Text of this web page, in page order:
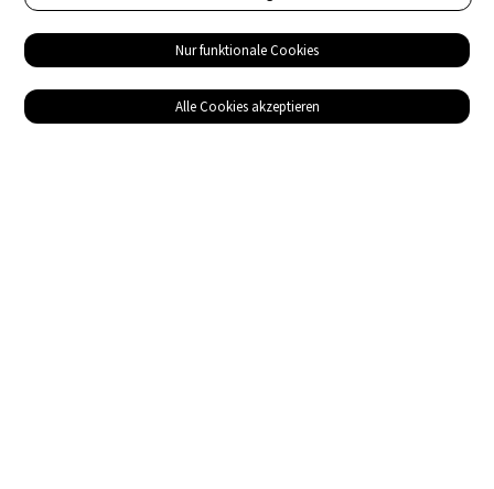
Nur funktionale Cookies
Alle Cookies akzeptieren